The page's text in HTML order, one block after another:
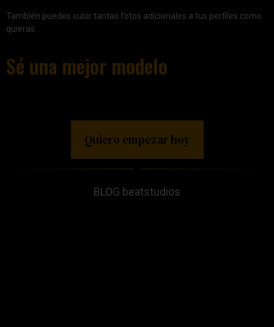
También puedes subir tantas fotos adicionales a tus perfiles como
quieras.
Sé una mejor modelo
Quiero empezar hoy
BLOG beatstudios